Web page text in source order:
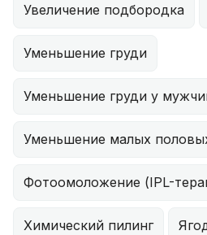
Увеличение подбородка
Уменьшение груди
Уменьшение груди у
Уменьшение малых
Фотоомоложение (IPL-
Химический пилинг